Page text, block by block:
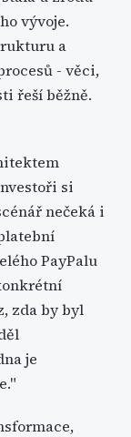
vývoje.
a
- věci,
řeší běžně.
si
nečeká i
PayPalu
zda by byl
je